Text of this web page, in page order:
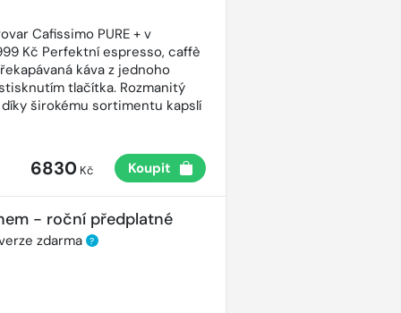
Cafissimo PURE + v
Kč Perfektní espresso, caffè
káva z jednoho
tlačítka. Rozmanitý
širokému sortimentu kapslí
6830Kč Koupit
- roční předplatné
zdarma ?